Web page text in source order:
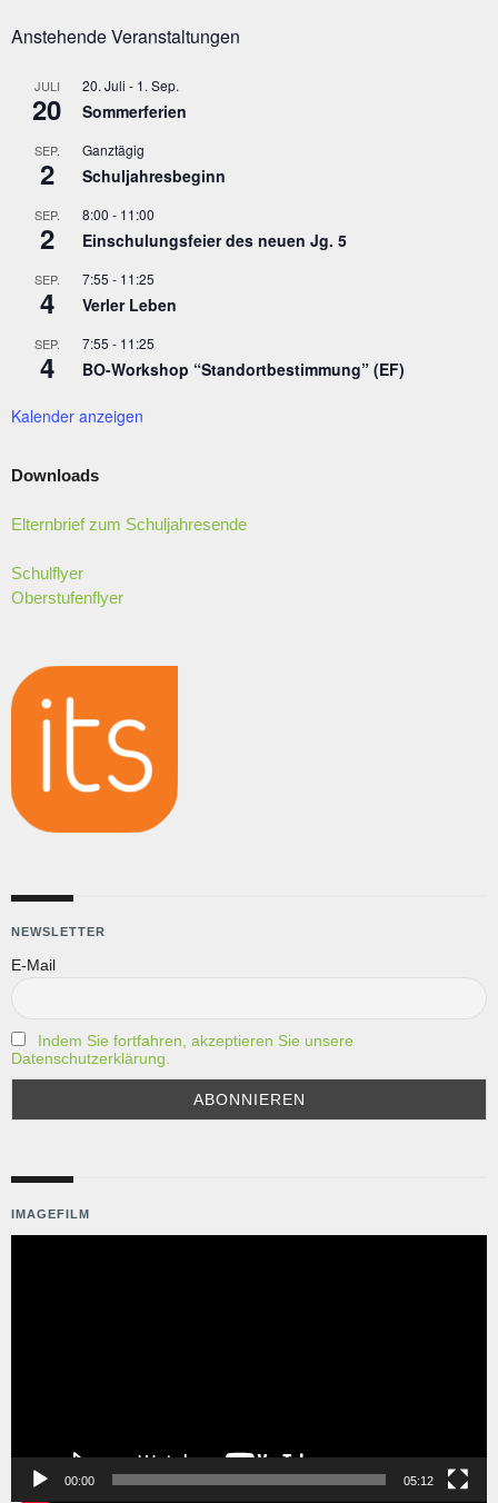
Anstehende Veranstaltungen
JULI
20
20. Juli - 1. Sep.
Sommerferien
SEP.
2
Ganztägig
Schuljahresbeginn
SEP.
2
8:00 - 11:00
Einschulungsfeier des neuen Jg. 5
SEP.
4
7:55 - 11:25
Verler Leben
SEP.
4
7:55 - 11:25
BO-Workshop “Standortbestimmung” (EF)
Kalender anzeigen
Downloads
Elternbrief zum Schuljahresende
Schulflyer
Oberstufenflyer
NEWSLETTER
E-Mail
Indem Sie fortfahren, akzeptieren Sie unsere
Datenschutzerklärung.
IMAGEFILM
00:00 05:12